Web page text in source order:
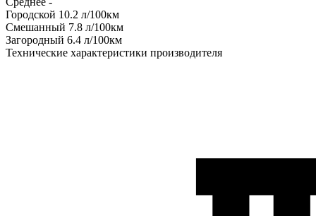
Городской 10.2 л/100км
Смешанный 7.8 л/100км
Загородный 6.4 л/100км
Технические характеристики производителя